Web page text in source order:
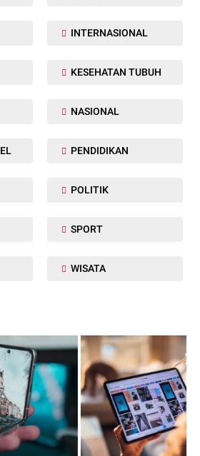
INTERNASIONAL
KESEHATAN TUBUH
NASIONAL
PENDIDIKAN
POLITIK
SPORT
WISATA